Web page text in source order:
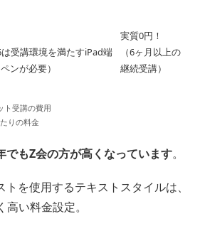
は受講環境を満たすiPad端
ンが必要）
実質0円！
（6ヶ月以上の
継続受講）
ト受講の費用
りの料金
でもZ会の方が高くなっています。
を使用するテキストスタイルは、
い料金設定。